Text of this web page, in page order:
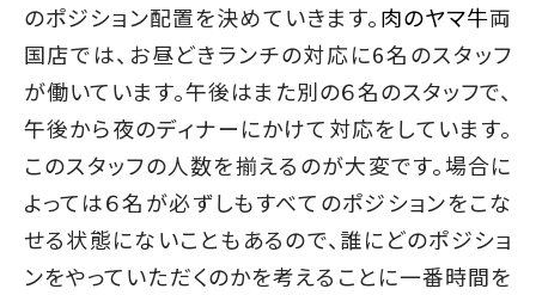
のポジション配置を決めていきます。肉のヤマ牛両
国店では、お昼どきランチの対応に6名のスタッフ
が働いています。午後はまた別の６名のスタッフで、
午後から夜のディナーにかけて対応をしています。
このスタッフの人数を揃えるのが大変です。場合に
よっては６名が必ずしもすべてのポジションをこな
せる状態にないこともあるので、誰にどのポジショ
ンをやっていただくのかを考えることに一番時間を